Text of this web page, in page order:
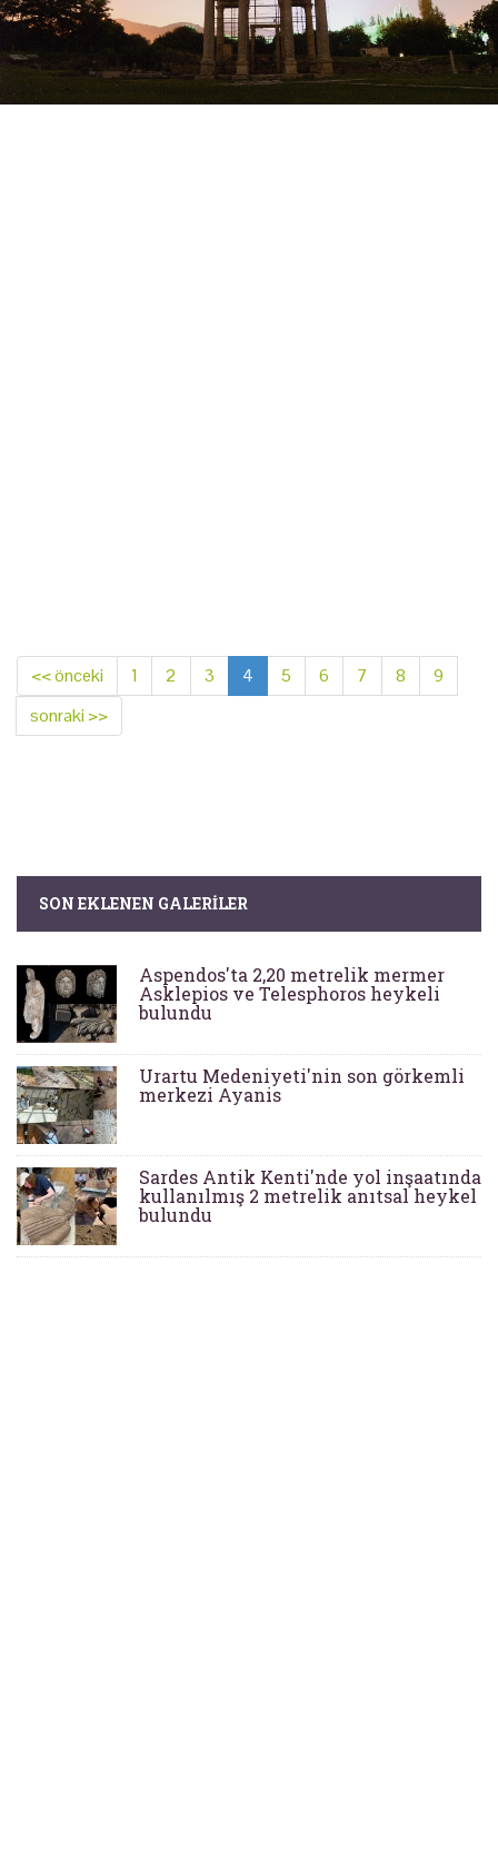
<< önceki 1 2 3 4 5 6 7 8
9
sonraki >>
SON EKLENEN GALERILER
Aspendos'ta 2,20 metrelik mermer
Asklepios ve Telesphoros heykeli
bulundu
Urartu Medeniyeti'nin son görkemli
merkezi Ayanis
Sardes Antik Kenti'nde yol inşaatında
kullanılmış 2 metrelik anıtsal heykel
bulundu